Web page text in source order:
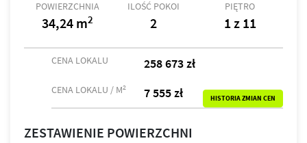
POWIERZCHNIA
34,24 m2
ILOŚĆ POKOI
2
PIĘTRO
1 z 11
CENA LOKALU 258 673 zł
CENA LOKALU / M2 7 555 zł HISTORIA ZMIAN CEN
ZESTAWIENIE POWIERZCHNI